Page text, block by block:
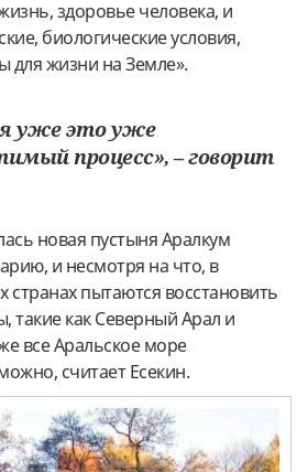
здоровье человека, и
биологические условия,
для жизни на Земле».
уже это уже
процесс», – говорит
новая пустыня Аралкум
и несмотря на что, в
странах пытаются восстановить
такие как Северный Арал и
все Аральское море
считает Есекин.